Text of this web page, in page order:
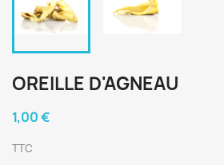
OREILLE D'AGNEAU
1,00 €
TTC